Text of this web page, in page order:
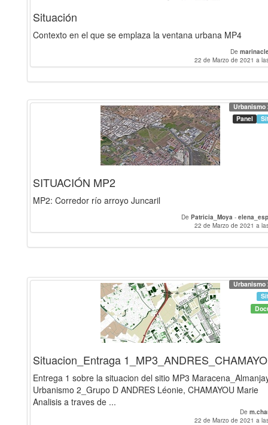
Situación
Contexto en el que se emplaza la ventana urbana MP4
De
22 de Marzo de 2021 a
Urbanismo
Panel
SITUACIÓN MP2
MP2: Corredor río arroyo Juncaril
De Patricia_Moya -
22 de Marzo de 2021 a
Urbanismo
Situacion_Entraga
Entrega 1 sobre la situacion del sitio MP3
Urbanismo 2_Grupo D ANDRES Léonie, CHAMAYOU Marie
Analisis a traves de ...
De
22 de Marzo de 2021 a